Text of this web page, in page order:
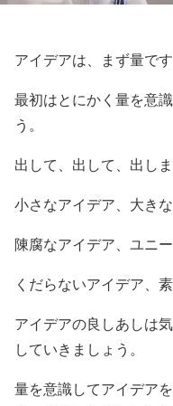
アイデアは、まず量です
最初はとにかく量を意
う。
出して、出して、出しま
小さなアイデア、大きな
陳腐なアイデア、ユニ
くだらないアイデア、
アイデアの良しあしは
していきましょう。
量を意識してアイデア